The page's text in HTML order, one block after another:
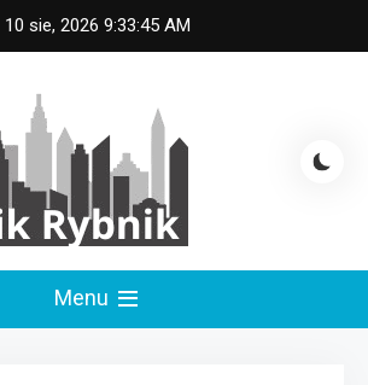
10 sie, 2026 9:33:46 AM
Rybnik
Menu